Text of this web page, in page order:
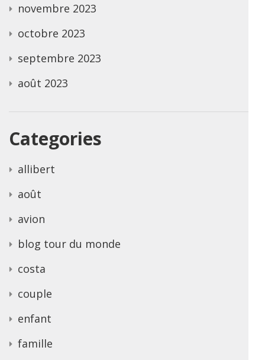
novembre 2023
octobre 2023
septembre 2023
août 2023
Categories
allibert
août
avion
blog tour du monde
costa
couple
enfant
famille